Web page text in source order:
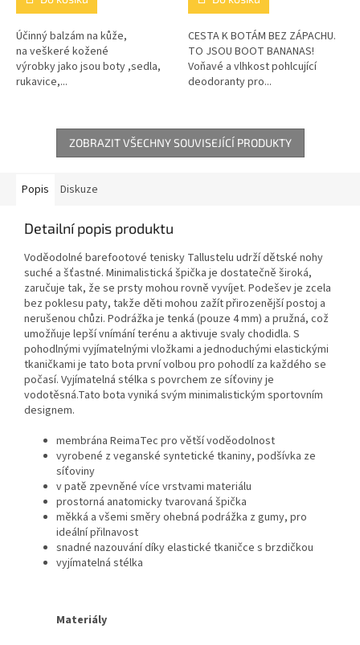
hvězdiček.
Účinný balzám na kůže,
na veškeré kožené
výrobky jako jsou boty ,sedla,
rukavice,...
hvězdiček.
CESTA K BOTÁM BEZ ZÁPACHU.
TO JSOU BOOT BANANAS!
Voňavé a vlhkost pohlcující
deodoranty pro...
ZOBRAZIT VŠECHNY SOUVISEJÍCÍ PRODUKTY
Popis Diskuze
Detailní popis produktu
Voděodolné barefootové tenisky Tallustelu udrží dětské nohy
suché a šťastné. Minimalistická špička je dostatečně široká,
zaručuje tak, že se prsty mohou rovně vyvíjet. Podešev je zcela
bez poklesu paty, takže děti mohou zažít přirozenější postoj a
nerušenou chůzi. Podrážka je tenká (pouze 4 mm) a pružná, což
umožňuje lepší vnímání terénu a aktivuje svaly chodidla. S
pohodlnými vyjímatelnými vložkami a jednoduchými elastickými
tkaničkami je tato bota první volbou pro pohodlí za každého se
počasí. Vyjímatelná stélka s povrchem ze síťoviny je
vodotěsná.Tato bota vyniká svým minimalistickým sportovním
designem.
membrána ReimaTec pro větší voděodolnost
vyrobené z veganské syntetické tkaniny, podšívka ze
síťoviny
v patě zpevněné více vrstvami materiálu
prostorná anatomicky tvarovaná špička
měkká a všemi směry ohebná podrážka z gumy, pro
ideální přilnavost
snadné nazouvání díky elastické tkaničce s brzdičkou
vyjímatelná stélka
Materiály